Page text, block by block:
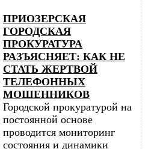
ПРИОЗЕРСКАЯ
ГОРОДСКАЯ
ПРОКУРАТУРА
РАЗЪЯСНЯЕТ: КАК НЕ
СТАТЬ ЖЕРТВОЙ
ТЕЛЕФОННЫХ
МОШЕННИКОВ
Городской прокуратурой на
постоянной основе
проводится мониторинг
состояния и динамики